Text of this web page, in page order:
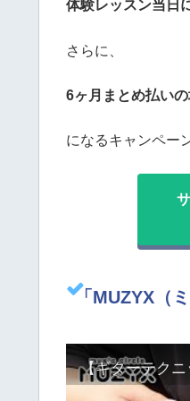
体験レッスン当日
さらに、
6ヶ月まとめ払い
になるキャンペー
「MUZYX（